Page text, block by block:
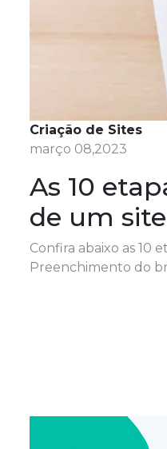
Criação de Sites
março 08,2023
As 10
de um site
Confira abaixo as 10
Preenchimento do